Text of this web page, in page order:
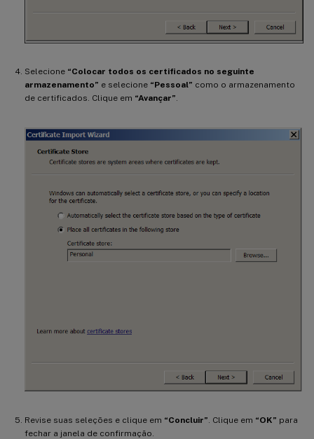
Selecione “Colocar todos os certificados no seguinte
armazenamento” e selecione “Pessoal” como o armazenamento
de certificados. Clique em “Avançar”.
Revise suas seleções e clique em “Concluir”. Clique em “OK” para
fechar a janela de confirmação.